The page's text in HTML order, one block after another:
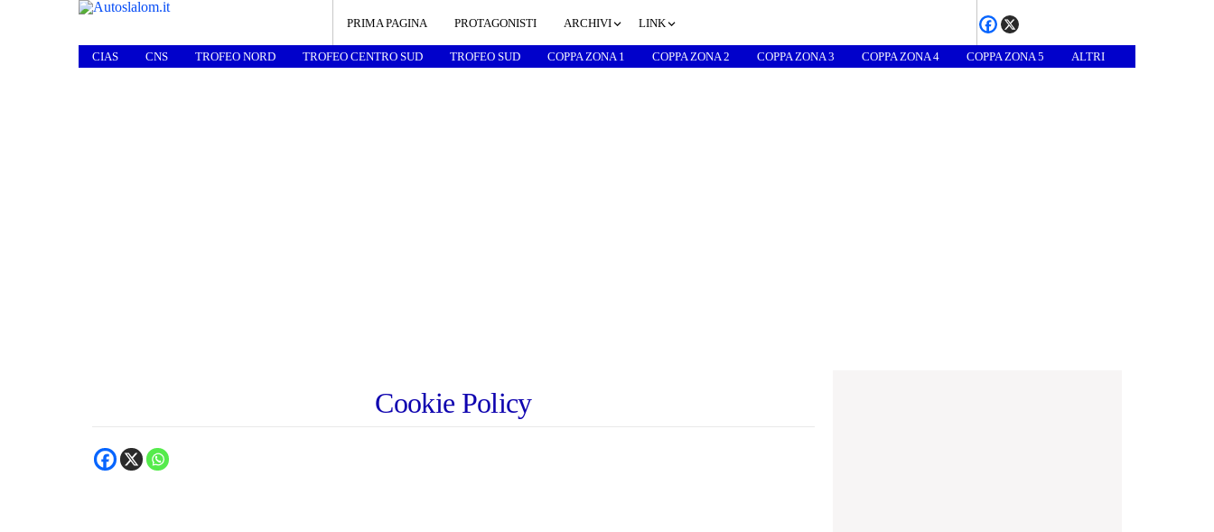
PRIMA PAGINA PROTAGONISTI ARCHIVI LINK
CIAS CNS TROFEO NORD TROFEO CENTRO SUD TROFEO SUD COPPA ZONA 1 COPPA ZONA 2 COPPA ZONA 3 COPPA ZONA 4 COPPA ZONA 5 ALTRI
Cookie Policy